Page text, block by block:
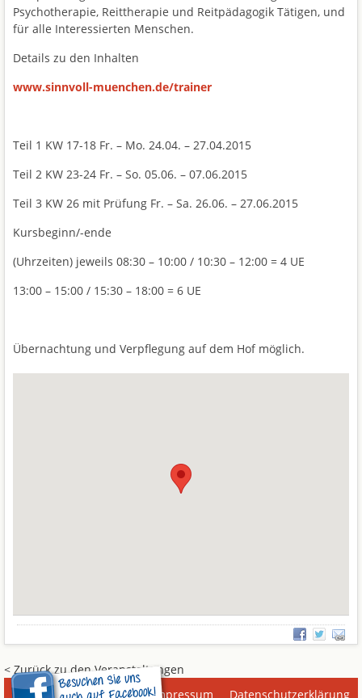
Psychotherapie, Reittherapie und Reitpädagogik Tätigen, und
für alle Interessierten Menschen.
Details zu den Inhalten
www.sinnvoll-muenchen.de/trainer
Teil 1 KW 17-18 Fr. – Mo. 24.04. – 27.04.2015
Teil 2 KW 23-24 Fr. – So. 05.06. – 07.06.2015
Teil 3 KW 26 mit Prüfung Fr. – Sa. 26.06. – 27.06.2015
Kursbeginn/-ende
(Uhrzeiten) jeweils 08:30 – 10:00 / 10:30 – 12:00 = 4 UE
13:00 – 15:00 / 15:30 – 18:00 = 6 UE
Übernachtung und Verpflegung auf dem Hof möglich.
< Zurück zu den Veranstaltungen
Impressum
Datenschutzerklärung